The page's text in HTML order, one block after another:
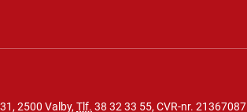
2500 Valby, Tlf. 38 32 33 55, CVR-nr. 21367087